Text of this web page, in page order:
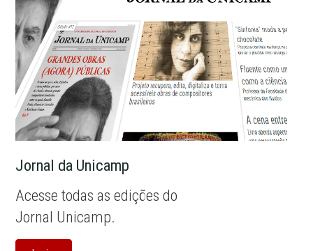
Jornal da Unicamp
Acesse todas as edições do
Jornal Unicamp.